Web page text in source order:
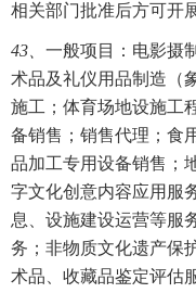
相关部门批准后方可开
43、 一般项目：电影摄
术品及礼仪用品制造（
施工；体育场地设施工
备销售；销售代理；食
品加工专用设备销售；
字文化创意内容应用服
息、设施建设运营等服
务；非物质文化遗产保
术品、收藏品鉴定评估